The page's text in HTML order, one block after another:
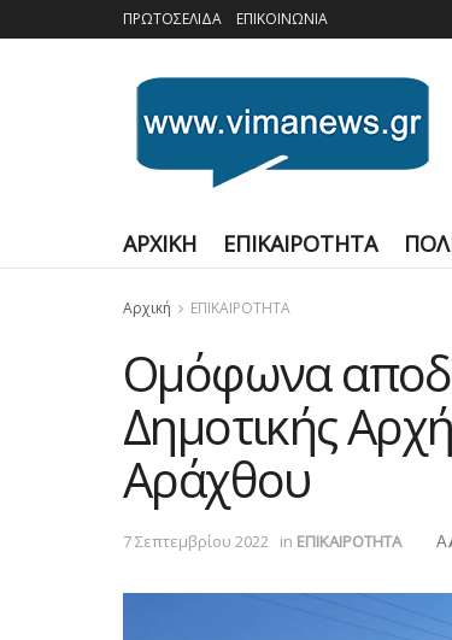
ΠΡΩΤΟΣΕΛΙΔΑ ΕΠΙΚΟΙΝΩΝΙΑ
ΑΡΧΙΚΗ ΕΠΙΚΑΙΡΟΤΗΤΑ
Αρχική ΕΠΙΚΑΙΡΟΤΗΤΑ
Ομόφωνα
Δημοτικής
Αράχθου
7 Σεπτεμβρίου 2022 in ΕΠΙΚΑΙΡΟΤΗΤΑ A